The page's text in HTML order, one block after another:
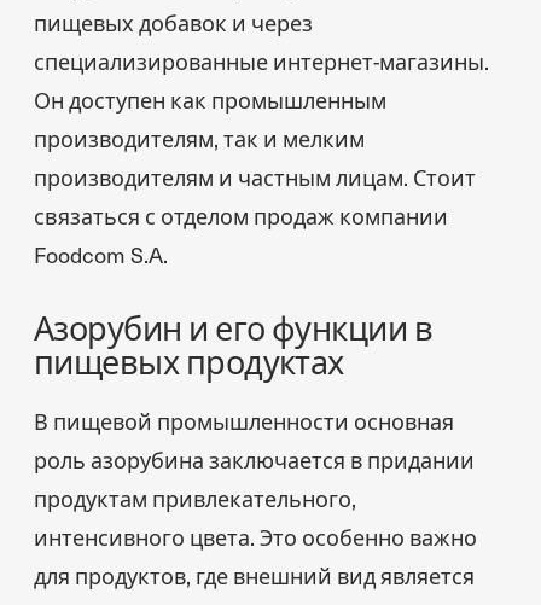
пищевых добавок и через
специализированные интернет-магазины.
Он доступен как промышленным
производителям, так и мелким
производителям и частным лицам. Стоит
связаться с отделом продаж компании
Foodcom S.A.
Азорубин и его функции в
пищевых продуктах
В пищевой промышленности основная
роль азорубина заключается в придании
продуктам привлекательного,
интенсивного цвета. Это особенно важно
для продуктов, где внешний вид является